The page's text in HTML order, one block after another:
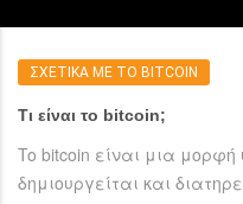
ΣΧΕΤΙΚΑ ΜΕ ΤΟ BITCOIN
Τι είναι το bitcoin;
To bitcoin είναι μια
δημιουργείται και